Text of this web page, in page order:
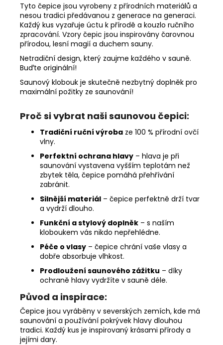
Tyto čepice jsou vyrobeny z přírodních materiálů a
nesou tradici předávanou z generace na generaci.
Každý kus vyzařuje úctu k přírodě a kouzlo ručního
zpracování. Vzory čepic jsou inspirovány čarovnou
přírodou, lesní magií a duchem sauny.
Netradiční design, který zaujme každého v sauně.
Buďte originální!
Saunový klobouk je skutečně nezbytný doplněk pro
maximální požitky ze saunování!
Proč si vybrat naši saunovou čepici:
Tradiční ruční výroba ze 100 % přírodní ovčí
vlny.
Perfektní ochrana hlavy – hlava je při
saunování vystavena vyšším teplotám než
zbytek těla, čepice pomáhá přehřívání
zabránit.
Silnější materiál – čepice perfektně drží tvar
a vydrží dlouho.
Funkční a stylový doplněk – s naším
kloboukem vás nikdo nepřehlédne.
Péče o vlasy – čepice chrání vaše vlasy a
dobře absorbuje vlhkost.
Prodloužení saunového zážitku – díky
ochraně hlavy vydržíte v sauně déle.
Původ a inspirace:
Čepice jsou vyráběny v severských zemích, kde má
saunování a používání pokrývek hlavy dlouhou
tradici. Každý kus je inspirovaný krásami přírody a
jejími dary.